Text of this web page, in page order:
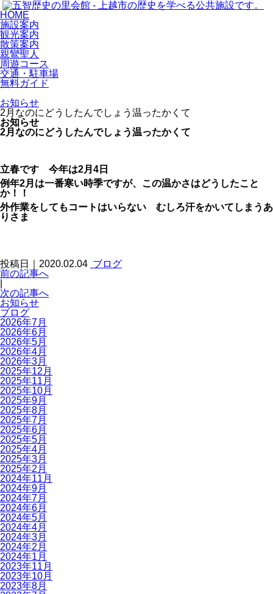
HOME
施設案内
観光案内
散策案内
親鸞聖人
周遊コース
交通・駐車場
無料ガイド
お知らせ
2月なのにどうしたんでしょう温ったかくて
お知らせ
2月なのにどうしたんでしょう温ったかくて
立春です 今年は2月4日
例年2月は一番寒い時季ですが、この温かさはどうしたこと
か！！
外作業をしてもコートはいらない むしろ汗をかいてしまうあ
りさま
投稿日｜2020.02.04 ブログ
前の記事へ
次の記事へ
お知らせ
ブログ
2026年7月
2026年6月
2026年5月
2026年4月
2026年3月
2025年12月
2025年11月
2025年10月
2025年9月
2025年8月
2025年7月
2025年6月
2025年5月
2025年4月
2025年3月
2025年2月
2024年11月
2024年9月
2024年7月
2024年6月
2024年5月
2024年4月
2024年3月
2024年2月
2024年1月
2023年11月
2023年10月
2023年8月